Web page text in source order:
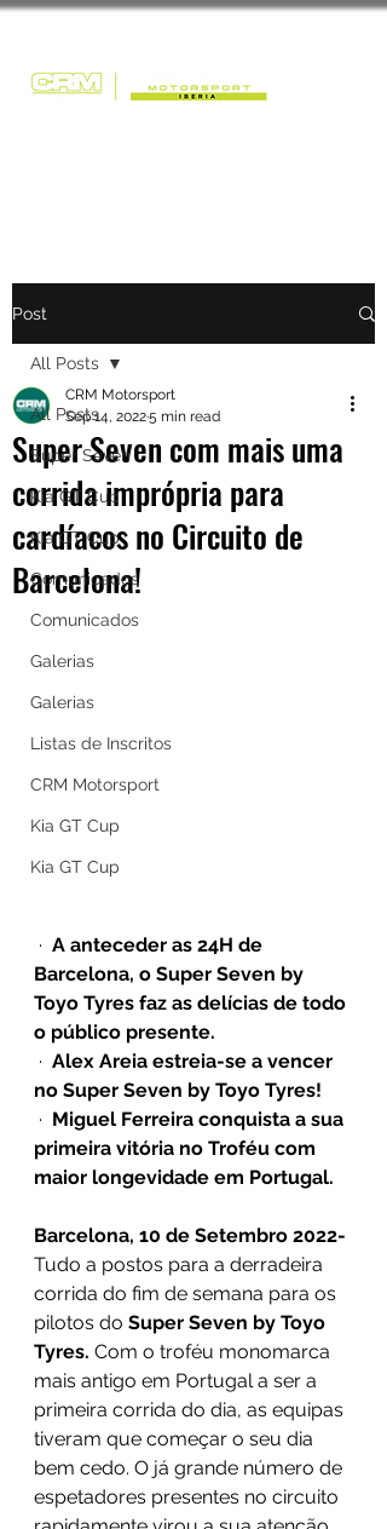
Post
All Posts
Super Seven
Kia GT Cup
Kia GT Cup
Comunicados
Comunicados
Galerias
Galerias
Listas de Inscritos
CRM Motorsport
Kia GT Cup
Kia GT Cup
All Posts
Super Seven com mais uma
corrida imprópria para
cardíacos no Circuito de
Barcelona!
CRM Motorsport
Sep 14, 20225 min read
· A anteceder as 24H de
Barcelona, o Super Seven by
Toyo Tyres faz as delícias de todo
o público presente.
· Alex Areia estreia-se a vencer
no Super Seven by Toyo Tyres!
· Miguel Ferreira conquista a sua
primeira vitória no Troféu com
maior longevidade em Portugal.
Barcelona, 10 de Setembro 2022-
Tudo a postos para a derradeira
corrida do fim de semana para os
pilotos do Super Seven by Toyo
Tyres. Com o troféu monomarca
mais antigo em Portugal a ser a
primeira corrida do dia, as equipas
tiveram que começar o seu dia
bem cedo. O já grande número de
espetadores presentes no circuito